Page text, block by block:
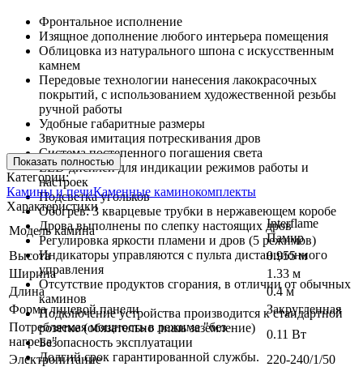
Фронтальное исполнение
Изящное дополнение любого интерьера помещения
Облицовка из натурального шпона с искусственным
камнем
Передовые технологии нанесения лакокрасочных
покрытий, с использованием художественной резьбы
ручной работы
Удобные габаритные размеры
Звуковая имитация потрескивания дров
Система постепенного погашения света
LED-дисплей для индикации режимов работы и
настроек
Подсветка угольков
Обогрев: 3 кварцевые трубки в нержавеющем коробе
Дрова выполнены по слепку настоящих дров
Регулировка яркости пламени и дров (5 режимов)
Индикаторы управляются с пульта дистанционного
управления
Отсутствие продуктов сгорания, в отличии от обычных
каминов
Подключение устройства производится к стандартной
розетке (обязательно лишь заземление)
Безопасность эксплуатации
Долгий срок гарантированной службы.
Показать полностью
Категории:
Камины и печиКаменные каминокомплекты
Характеристики
Модель камина
Interflame
Памир
Высота
0.955 м
Ширина
1.33 м
Длина
0.4 м
Форма лицевой панели
Закругленная
Потребляемая мощность в режиме "без
нагрева"
0.11 Вт
Электропитание
220-240/1/50